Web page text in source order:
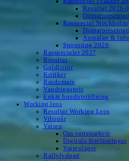
Resultat 2026-
Rasspecial
Anmälan & info
Sponsring 2026
Rasspecialer 2027
Resultat
Guldlistor
Kritiker
Rasdomare
Vandringspris
Enkät hundutställning
Working leos
Resultat Working Leos
Viltspår
Vatten
Om vattenarbete
Digitala föreläsningar
Vattenläger
Rallylydnad